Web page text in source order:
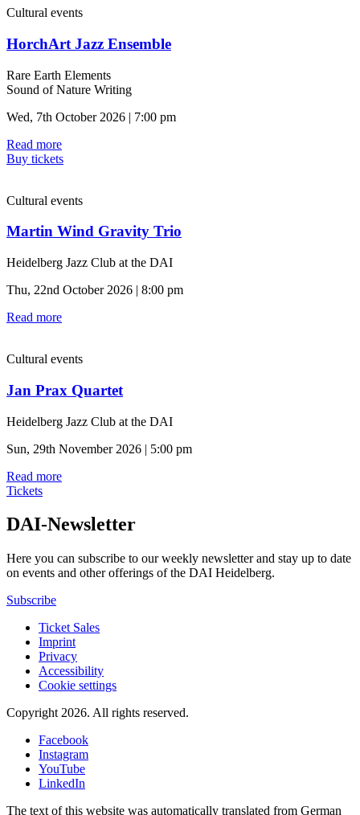
Cultural events
HorchArt Jazz Ensemble
Rare Earth Elements
Sound of Nature Writing
Wed, 7th October 2026 | 7:00 pm
Read more
Buy tickets
Cultural events
Martin Wind Gravity Trio
Heidelberg Jazz Club at the DAI
Thu, 22nd October 2026 | 8:00 pm
Read more
Cultural events
Jan Prax Quartet
Heidelberg Jazz Club at the DAI
Sun, 29th November 2026 | 5:00 pm
Read more
Tickets
DAI-Newsletter
Here you can subscribe to our weekly newsletter and stay up to date
on events and other offerings of the DAI Heidelberg.
Subscribe
Ticket Sales
Imprint
Privacy
Accessibility
Cookie settings
Copyright 2026. All rights reserved.
Facebook
Instagram
YouTube
LinkedIn
The text of this website was automatically translated from German